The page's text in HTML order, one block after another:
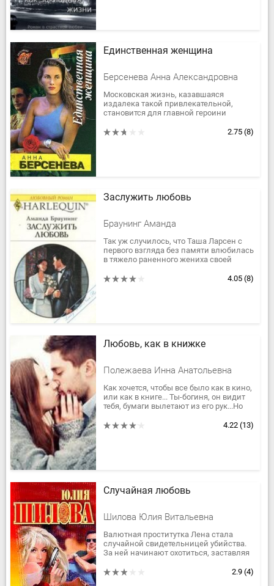
Единственная женщина
Берсенева Анна Александровна
Московская жизнь, казавшаяся
издалека такой привлекательной,
становится для главной героини
жизненной школой. Ей приходится...
2.75 (8)
Заслужить любовь
Браунинг Аманда
Так уж случилось, что Таша Ларсен с
первого взгляда без памяти влюбилась
в тяжело раненного жениха своей
Чейза, и тот не заметил...
4.05 (8)
Любовь, как в книжке
Полежаева Инна Анатольевна
Как хочется, чтобы все было как в кино,
или как в книге... Ты-богиня, он видит
тебя, бумаги вылетают из его рук...Но
жили...
4.22 (13)
Случайная любовь
Шилова Юлия Витальевна
Валютная проститутка Лена стала
случайной свидетельницей убийства.
За ней начинают охотиться, заставляя
замечает, что и над...
2.9 (4)